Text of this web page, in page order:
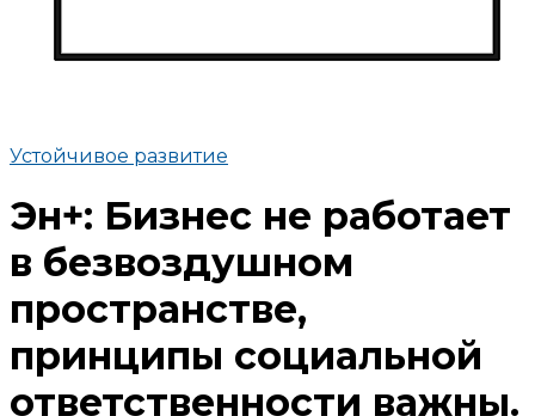
Устойчивое развитие
Эн+: Бизнес не работает
в безвоздушном
пространстве,
принципы социальной
ответственности важны.